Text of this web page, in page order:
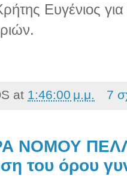
Ευγένιος για
at 1:46:00 μ.μ. 7
ΝΟΜΟΥ
του όρου